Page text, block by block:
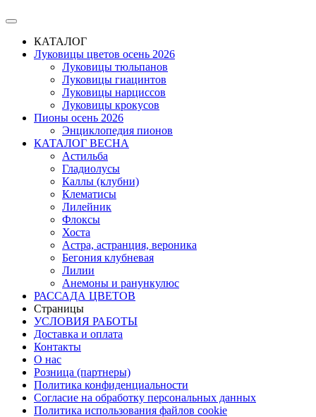
КАТАЛОГ
Луковицы цветов осень 2026
Луковицы тюльпанов
Луковицы гиацинтов
Луковицы нарциссов
Луковицы крокусов
Пионы осень 2026
Энциклопедия пионов
КАТАЛОГ ВЕСНА
Астильба
Гладиолусы
Каллы (клубни)
Клематисы
Лилейник
Флоксы
Хоста
Астра, астранция, вероника
Бегония клубневая
Лилии
Анемоны и ранункулюс
РАССАДА ЦВЕТОВ
Страницы
УСЛОВИЯ РАБОТЫ
Доставка и оплата
Контакты
О наc
Розница (партнеры)
Политика конфиденциальности
Согласие на обработку персональных данных
Политика использования файлов сookie